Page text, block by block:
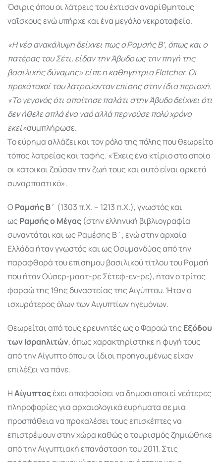
Όσιρις όπου οι λάτρεις του έχτισαν αναρίθμητους
ναΐσκους ενώ υπήρχε και ένα μεγάλο νεκροταφείο.
«Η νέα ανακάλυψη δείχνει πως ο Ραμσής Β’, όπως και ο
πατέρας του Σέτι, είδαν την Άβυδο ως την πηγή της
βασιλικής δύναμης» είπε η καθηγήτρια Fletcher. Οι
προκάτοχοί του λατρεύονταν επίσης στην ίδια περιοχή.
«Το γεγονός ότι απαίτησε παλάτι στην Άβυδο δείχνει ότι
δεν ήθελε απλά ένα ναό αλλά περνούσε πολύ χρόνο
εκεί»συμπλήρωσε.
Το εύρημα αλλάζει και τον ρόλο της πόλης που θεωρείτο
τόπος λατρείας και ταφής. «Έχεις ένα κτίριο στο οποίο
οι κάτοικοι ζούσαν την ζωή τους και αυτό είναι αρκετά
συναρπαστικό».
Ο Ραμσής Β΄ (1303 π.Χ. – 1213 π.Χ.), γνωστός και
ως Ραμσής ο Μέγας (στην ελληνική βιβλιογραφία
συναντάται και ως Ραμέσης Β΄, ενώ στην αρχαία
Ελλάδα ήταν γνωστός και ως Οσυμανδύας από την
παραφθορά του επίσημου βασιλικού τίτλου του Ραμσή
που ήταν Ούσερ-μαατ-ρε Σέτεφ-εν-ρε), ήταν ο τρίτος
φαραώ της 19ης δυναστείας της Αιγύπτου. Ήταν ο
ισχυρότερος όλων των Αιγυπτίων ηγεμόνων.
Θεωρείται από τους ερευνητές ως ο Φαραώ της Εξόδου
των Ισραηλιτών, όπως χαρακτηρίστηκε η φυγή τους
από την Αίγυπτο όπου οι ίδιοι προηγουμένως είχαν
επιλέξει να πάνε.
ΗΑίγυπτοςέχει αποφασίσει να δημοσιοποιεί νεότερες
πληροφορίες για αρχαιολογικά ευρήματα σε μια
προσπάθεια να προκαλέσει τους επισκέπτες να
επιστρέψουν στην χώρα καθώς ο τουρισμός ζημιώθηκε
από την Αιγυπτιακή επανάσταση του 2011. Στις